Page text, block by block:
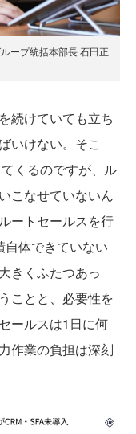
ープ統括本部長 石田正
続けていても立ち
いけない。そこ
くるのですが、ル
こなせていないん
ートセールスを行
自体できていない
きくふたつあっ
ことと、必要性を
ールスは1日に何
作業の負担は深刻